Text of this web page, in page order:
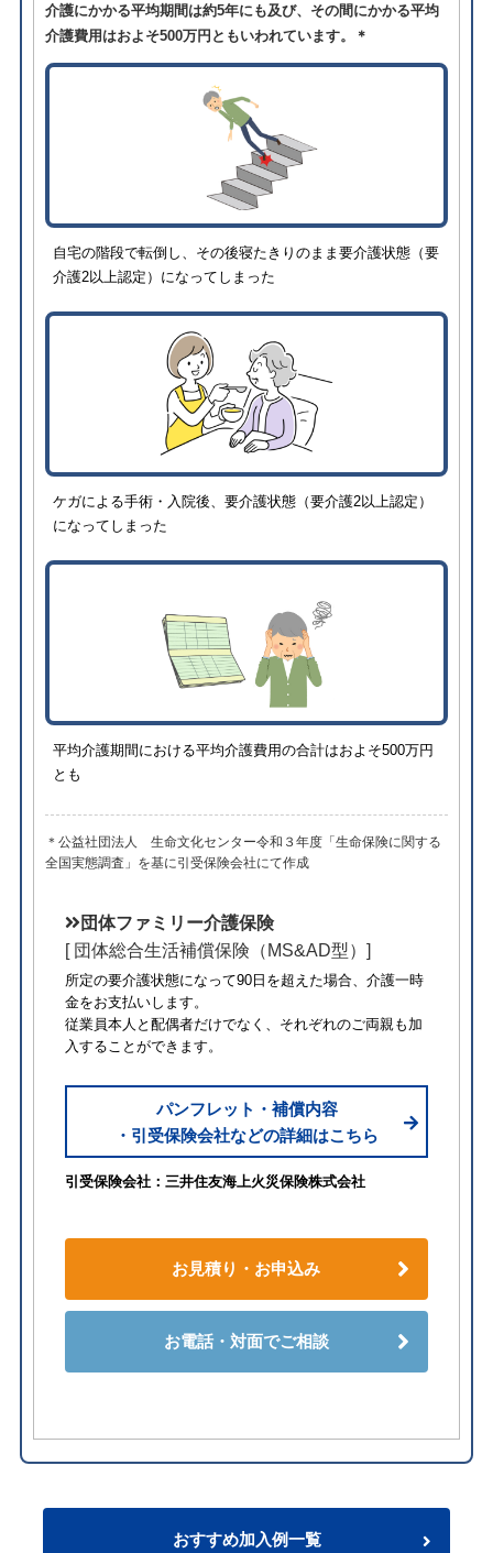
介護にかかる平均期間は約5年にも及び、その間にかかる平均
介護費用はおよそ500万円ともいわれています。＊
自宅の階段で転倒し、その後寝たきりのまま要介護状態（要
介護2以上認定）になってしまった
ケガによる手術・入院後、要介護状態（要介護2以上認定）
になってしまった
平均介護期間における平均介護費用の合計はおよそ500万円
とも
＊公益社団法人 生命文化センター令和３年度「生命保険に関する
全国実態調査」を基に引受保険会社にて作成
団体ファミリー介護保険
[ 団体総合生活補償保険（MS&AD型）]
所定の要介護状態になって90日を超えた場合、介護一時
金をお支払いします。
従業員本人と配偶者だけでなく、それぞれのご両親も加
入することができます。
パンフレット・補償内容
・引受保険会社などの詳細はこちら
引受保険会社：三井住友海上火災保険株式会社
お見積り・お申込み
お電話・対面でご相談
おすすめ加入例一覧